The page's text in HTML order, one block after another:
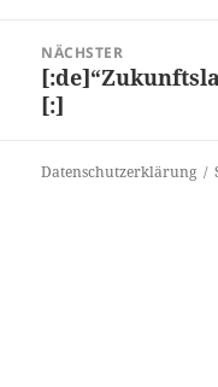
NÄCHSTER
Nächster
Beitrag:
[:]
Datenschutzerklärung